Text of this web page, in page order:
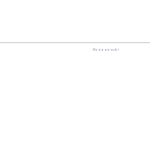
- Seitenende -